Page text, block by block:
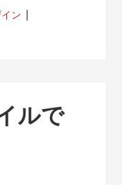
ン
ルで